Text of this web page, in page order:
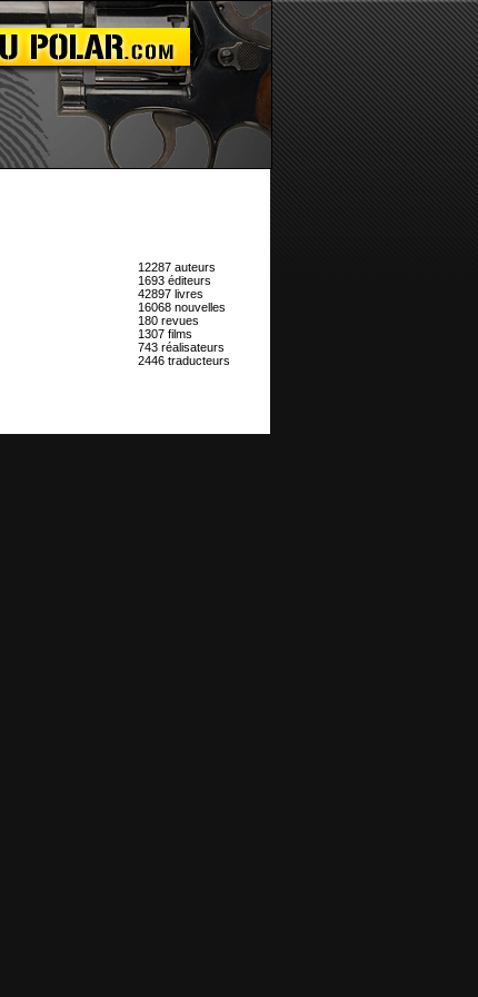
12287 auteurs
1693 éditeurs
42897 livres
16068 nouvelles
180 revues
1307 films
743 réalisateurs
2446 traducteurs